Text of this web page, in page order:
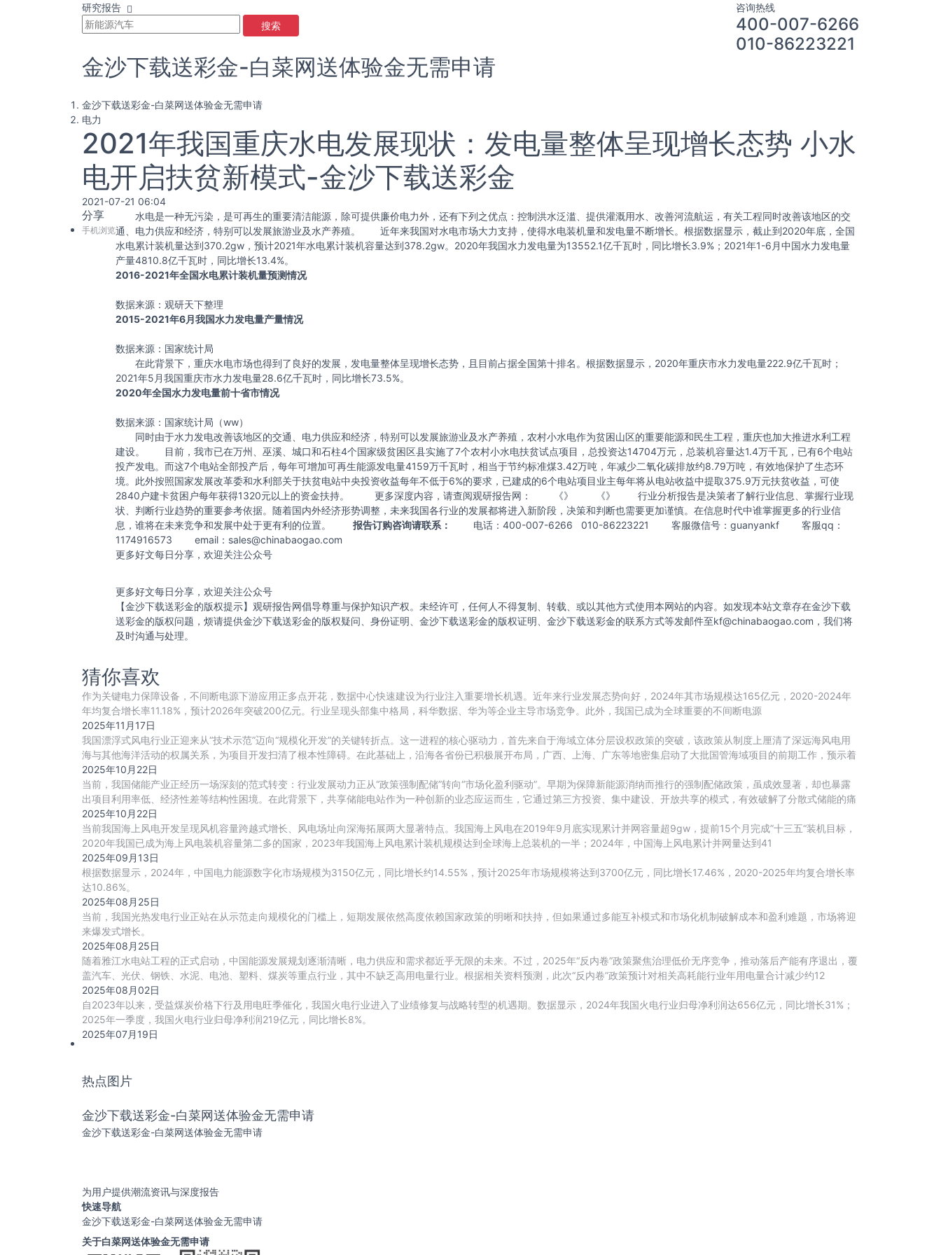
研究报告
搜索
咨询热线
400-007-6266
010-86223221
金沙下载送彩金-白菜网送体验金无需申请
金沙下载送彩金-白菜网送体验金无需申请
电力
2021年我国重庆水电发展现状：发电量整体呈现增长态势 小水
电开启扶贫新模式-金沙下载送彩金
2021-07-21 06:04
分享
手机浏览
水电是一种无污染，是可再生的重要清洁能源，除可提供廉价电力外，还有下列之优点：控制洪水泛滥、提供灌溉用水、改善河流航运，有关工程同时改善该地区的交
通、电力供应和经济，特别可以发展旅游业及水产养殖。 近年来我国对水电市场大力支持，使得水电装机量和发电量不断增长。根据数据显示，截止到2020年底，全国
水电累计装机量达到370.2gw，预计2021年水电累计装机容量达到378.2gw。2020年我国水力发电量为13552.1亿千瓦时，同比增长3.9%；2021年1-6月中国水力发电量
产量4810.8亿千瓦时，同比增长13.4%。
2016-2021年全国水电累计装机量预测情况
数据来源：观研天下整理
2015-2021年6月我国水力发电量产量情况
数据来源：国家统计局
在此背景下，重庆水电市场也得到了良好的发展，发电量整体呈现增长态势，且目前占据全国第十排名。根据数据显示，2020年重庆市水力发电量222.9亿千瓦时；
2021年5月我国重庆市水力发电量28.6亿千瓦时，同比增长73.5%。
2020年全国水力发电量前十省市情况
数据来源：国家统计局（ww）
同时由于水力发电改善该地区的交通、电力供应和经济，特别可以发展旅游业及水产养殖，农村小水电作为贫困山区的重要能源和民生工程，重庆也加大推进水利工程
建设。 目前，我市已在万州、巫溪、城口和石柱4个国家级贫困区县实施了7个农村小水电扶贫试点项目，总投资达14704万元，总装机容量达1.4万千瓦，已有6个电站
投产发电。而这7个电站全部投产后，每年可增加可再生能源发电量4159万千瓦时，相当于节约标准煤3.42万吨，年减少二氧化碳排放约8.79万吨，有效地保护了生态环
境。此外按照国家发展改革委和水利部关于扶贫电站中央投资收益每年不低于6%的要求，已建成的6个电站项目业主每年将从电站收益中提取375.9万元扶贫收益，可使
2840户建卡贫困户每年获得1320元以上的资金扶持。 更多深度内容，请查阅观研报告网： 《》 《》 行业分析报告是决策者了解行业信息、掌握行业现
状、判断行业趋势的重要参考依据。随着国内外经济形势调整，未来我国各行业的发展都将进入新阶段，决策和判断也需要更加谨慎。在信息时代中谁掌握更多的行业信
息，谁将在未来竞争和发展中处于更有利的位置。
报告订购咨询请联系：
电话：400-007-6266 010-86223221 客服微信号：guanyankf 客服qq：
1174916573 email： sales@chinabaogao.com
更多好文每日分享，欢迎关注公众号
更多好文每日分享，欢迎关注公众号
【金沙下载送彩金的版权提示】观研报告网倡导尊重与保护知识产权。未经许可，任何人不得复制、转载、或以其他方式使用本网站的内容。如发现本站文章存在金沙下载
送彩金的版权问题，烦请提供金沙下载送彩金的版权疑问、身份证明、金沙下载送彩金的版权证明、金沙下载送彩金的联系方式等发邮件至kf@chinabaogao.com ，我们将
及时沟通与处理。
猜你喜欢
作为关键电力保障设备，不间断电源下游应用正多点开花，数据中心快速建设为行业注入重要增长机遇。近年来行业发展态势向好，2024年其市场规模达165亿元，2020-2024年
年均复合增长率11.18%，预计2026年突破200亿元。行业呈现头部集中格局，科华数据、华为等企业主导市场竞争。此外，我国已成为全球重要的不间断电源
2025年11月17日
我国漂浮式风电行业正迎来从“技术示范”迈向“规模化开发”的关键转折点。这一进程的核心驱动力，首先来自于海域立体分层设权政策的突破，该政策从制度上厘清了深远海风电用
海与其他海洋活动的权属关系，为项目开发扫清了根本性障碍。在此基础上，沿海各省份已积极展开布局，广西、上海、广东等地密集启动了大批国管海域项目的前期工作，预示着
2025年10月22日
当前，我国储能产业正经历一场深刻的范式转变：行业发展动力正从“政策强制配储”转向“市场化盈利驱动”。早期为保障新能源消纳而推行的强制配储政策，虽成效显著，却也暴露
出项目利用率低、经济性差等结构性困境。在此背景下，共享储能电站作为一种创新的业态应运而生，它通过第三方投资、集中建设、开放共享的模式，有效破解了分散式储能的痛
2025年10月22日
当前我国海上风电开发呈现风机容量跨越式增长、风电场址向深海拓展两大显著特点。我国海上风电在2019年9月底实现累计并网容量超9gw，提前15个月完成”十三五“装机目标，
2020年我国已成为海上风电装机容量第二多的国家，2023年我国海上风电累计装机规模达到全球海上总装机的一半；2024年，中国海上风电累计并网量达到41
2025年09月13日
根据数据显示，2024年，中国电力能源数字化市场规模为3150亿元，同比增长约14.55%，预计2025年市场规模将达到3700亿元，同比增长17.46%，2020-2025年均复合增长率
达10.86%。
2025年08月25日
当前，我国光热发电行业正站在从示范走向规模化的门槛上，短期发展依然高度依赖国家政策的明晰和扶持，但如果通过多能互补模式和市场化机制破解成本和盈利难题，市场将迎
来爆发式增长。
2025年08月25日
随着雅江水电站工程的正式启动，中国能源发展规划逐渐清晰，电力供应和需求都近乎无限的未来。不过，2025年“反内卷”政策聚焦治理低价无序竞争，推动落后产能有序退出，覆
盖汽车、光伏、钢铁、水泥、电池、塑料、煤炭等重点行业，其中不缺乏高用电量行业。根据相关资料预测，此次“反内卷”政策预计对相关高耗能行业年用电量合计减少约12
2025年08月02日
自2023年以来，受益煤炭价格下行及用电旺季催化，我国火电行业进入了业绩修复与战略转型的机遇期。数据显示，2024年我国火电行业归母净利润达656亿元，同比增长31%；
2025年一季度，我国火电行业归母净利润219亿元，同比增长8%。
2025年07月19日
热点图片
金沙下载送彩金-白菜网送体验金无需申请
金沙下载送彩金-白菜网送体验金无需申请
为用户提供潮流资讯与深度报告
快速导航
金沙下载送彩金-白菜网送体验金无需申请
关于白菜网送体验金无需申请